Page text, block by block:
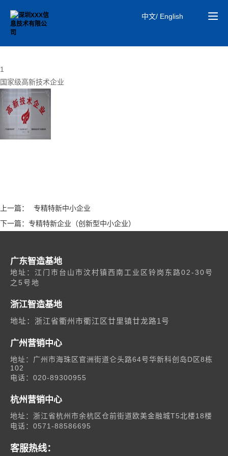
中文/ English
研发实力
1
国家级高新技术企业
上一篇：
专精特新中小企业
下一篇： 专精特新企业（创新型中小企业）
广东智造基地
地址：江门市台山市汶村镇西南工业区铃岗东路02-30号
之5号地
浙江智造基地
地址：浙江省衢州市衢江区廿里镇廿龙路1号
广州营销中心
地址：广州市海珠区官洲街道仑头路64号华新科创岛D区8栋
102
电话：020-89300955
杭州营销中心
地址：浙江省杭州市余杭区仓前街道欧美金融城T5北楼18楼
电话：0571-88586695
客服热线：